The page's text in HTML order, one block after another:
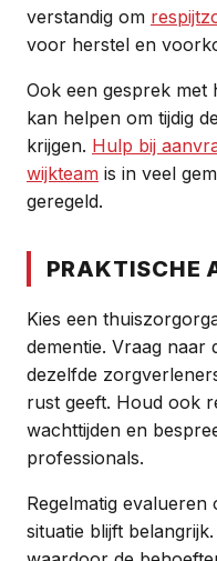
verstandig om
voor herstel en
Ook een gesprek met
kan helpen om tijdig
krijgen. Hulp bij
wijkteam is in veel
geregeld.
PRAKTISCHE
Kies een
dementie. Vraag naar
dezelfde
rust geeft. Houd ook
wachttijden en
professionals.
Regelmatig
situatie blijft